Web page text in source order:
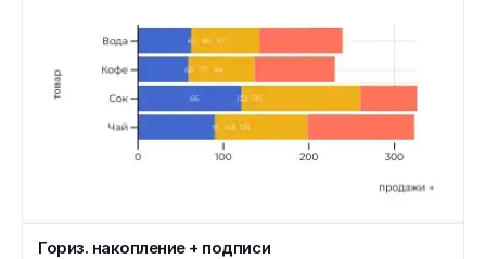
Гориз. накопление + подписи